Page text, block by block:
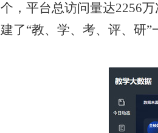
个，平台总访问量达2256
建了“教、学、考、评、研”